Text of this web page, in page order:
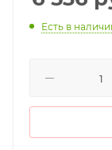
Есть в